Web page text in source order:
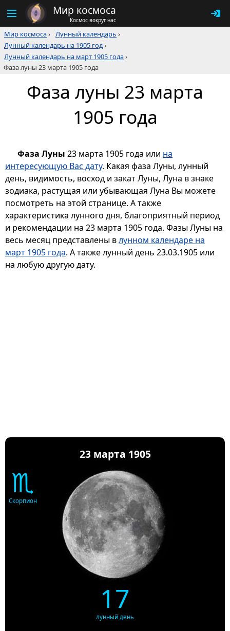
Мир космоса
Космос вокруг нас
Мир космоса› Лунный календарь ›
Лунный календарь на 1905 год›
Лунный календарь на март 1905 года›
Фаза луны 23 марта 1905 года
Фаза луны 23 марта
1905 года
Фаза Луны 23 марта 1905 года или на
интересующую Вас дату. Какая фаза Луны, лунный
день, видимость, восход и закат Луны, Луна в знаке
зодиака, растущая или убывающая Луна Вы можете
посмотреть на этой странице. А также
характеристика лунного дня, благоприятный период
и рекомендации на 23 марта 1905 года. Фазы Луны на
весь месяц представлены влунном календаре на
март 1905 года. А также лунный день 23.03.1905 или
на любую другую дату.
23 марта 1905
♏
Скорпион
17
лунный день